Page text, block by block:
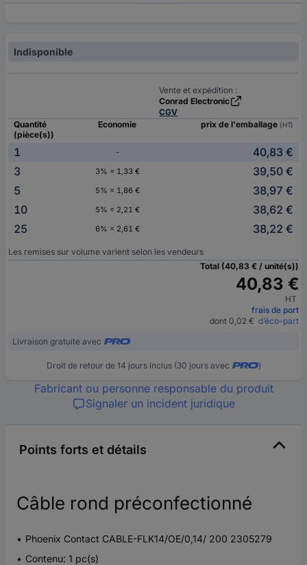
Indisponible
Vente et expédition :
Conrad Electronic
CGV
Quantité
(pièce(s))
Economie prix de l'emballage (HT)
1 -
40,83 €
3
3% = 1,33 €
39,50 €
5
5% = 1,86 €
38,97 €
10
5% = 2,21 €
38,62 €
25
6% = 2,61 € 38,22 €
Les remises sur volume varient selon les vendeurs
Total (40,83 € / unité(s))
40,83 €
HT
frais de port
dont 0,02 € d’éco-part
Livraison gratuite avec
Droit de retour de 14 jours inclus (30 jours avec )
Fabricant ou personne responsable du produit
Signaler un incident juridique
Points forts et détails
Câble rond préconfectionné
Phoenix Contact CABLE-FLK14/OE/0,14/ 200 2305279
Contenu: 1 pc(s)